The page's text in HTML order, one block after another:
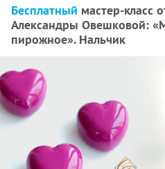
Бесплатный мастер-класс
Александры Овешковой:
пирожное». Нальчик